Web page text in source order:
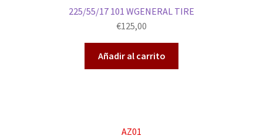
225/55/17 101 WGENERAL TIRE
€125,00
Añadir al carrito
AZ01